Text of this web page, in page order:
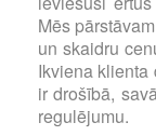
Mēs
un skaidru
Ikviena klienta
ir drošībā,
regulējumu.